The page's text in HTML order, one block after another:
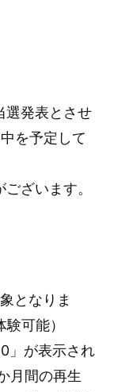
選発表とさせ
を予定して
ざいます。
となりま
可能）
」が表示され
月間の再生